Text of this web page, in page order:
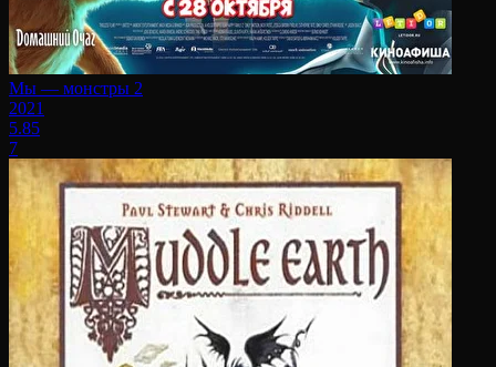
Мы — монстры 2
2021
5.85
7